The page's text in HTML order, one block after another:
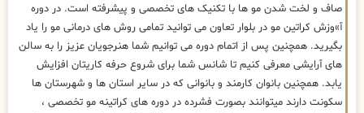
صاف و لخت شدن مو ها با تکنیک های تخصصی و پیشرفته است. در دوره
آ»وزش کراتین مو در بلوار تعاون می توانید تمامی روش های درمانی مو را یاد
بگیرید. همچنین پس از اتمام دوره می توانیم شما هنرجویان عزیز را به سالن
های آرایشی معرفی کنیم تا شانس شما برای شروع حرفه کاریتان افزایش
یابد. همچنین بانوان کارمند و بانوانی که در سایر استان ها و شهرستان ها
سکونت دارند میتوانند بصورت فشرده در دوره های کراتینه مو تخصصی ،